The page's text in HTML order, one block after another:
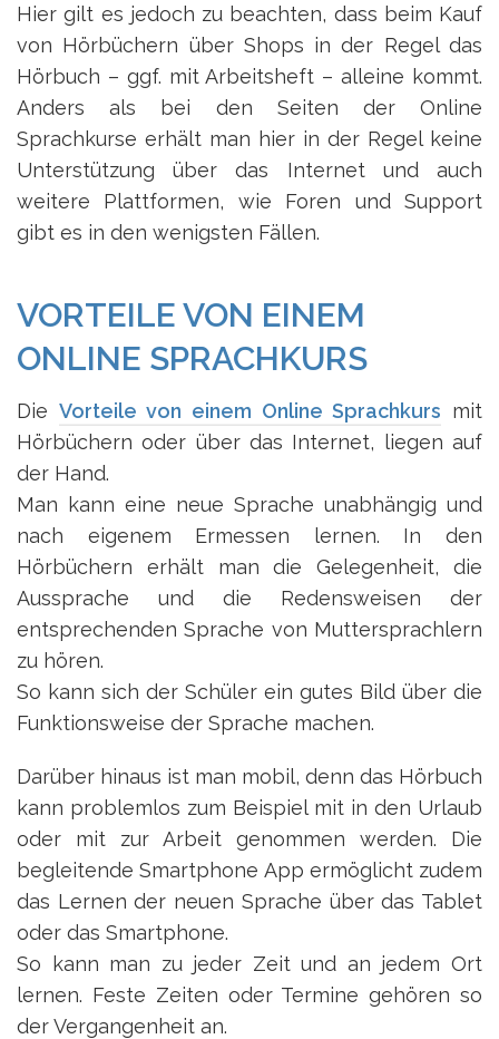
Hier gilt es jedoch zu beachten, dass beim Kauf
von Hörbüchern über Shops in der Regel das
Hörbuch – ggf. mit Arbeitsheft – alleine kommt.
Anders als bei den Seiten der Online
Sprachkurse erhält man hier in der Regel keine
Unterstützung über das Internet und auch
weitere Plattformen, wie Foren und Support
gibt es in den wenigsten Fällen.
VORTEILE VON EINEM
ONLINE SPRACHKURS
Die Vorteile von einem Online Sprachkurs mit
Hörbüchern oder über das Internet, liegen auf
der Hand.
Man kann eine neue Sprache unabhängig und
nach eigenem Ermessen lernen. In den
Hörbüchern erhält man die Gelegenheit, die
Aussprache und die Redensweisen der
entsprechenden Sprache von Muttersprachlern
zu hören.
So kann sich der Schüler ein gutes Bild über die
Funktionsweise der Sprache machen.
Darüber hinaus ist man mobil, denn das Hörbuch
kann problemlos zum Beispiel mit in den Urlaub
oder mit zur Arbeit genommen werden. Die
begleitende Smartphone App ermöglicht zudem
das Lernen der neuen Sprache über das Tablet
oder das Smartphone.
So kann man zu jeder Zeit und an jedem Ort
lernen. Feste Zeiten oder Termine gehören so
der Vergangenheit an.